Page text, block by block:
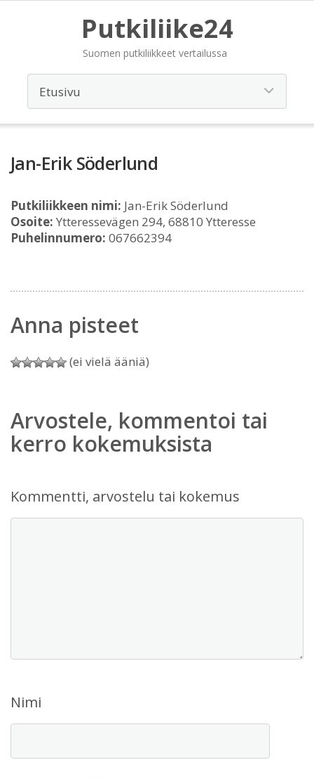
Putkiliike24
Suomen putkiliikkeet vertailussa
Jan-Erik Söderlund
Putkiliikkeen nimi: Jan-Erik Söderlund
Osoite: Ytteressevägen 294, 68810 Ytteresse
Puhelinnumero: 067662394
Anna pisteet
(ei vielä ääniä)
Arvostele, kommentoi tai
kerro kokemuksista
Kommentti, arvostelu tai kokemus
Nimi